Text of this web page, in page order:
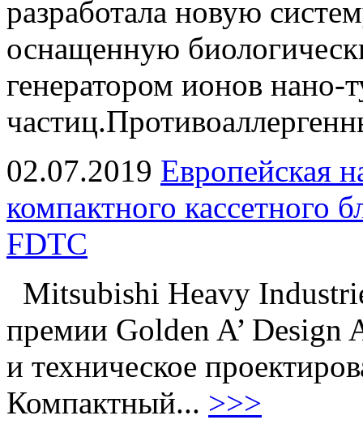
разработала новую
оснащенную
генератором ионов нано-
02.07.2019 Европейская
компактного кассетного
FDTC
Mitsubishi Heavy
премии Golden A’ Design
и техническое
Компактный... >>>